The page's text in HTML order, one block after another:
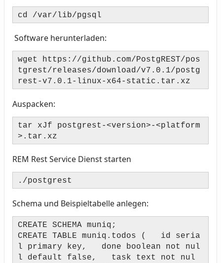
cd /var/lib/pgsql
Software herunterladen:
wget https://github.com/PostgREST/pos
tgrest/releases/download/v7.0.1/postg
rest-v7.0.1-linux-x64-static.tar.xz
Auspacken:
tar xJf postgrest-<version>-<platform
>.tar.xz
REM Rest Service Dienst starten
./postgrest
Schema und Beispieltabelle anlegen:
CREATE SCHEMA muniq;
CREATE TABLE muniq.todos ( id seria
l primary key, done boolean not nul
l default false, task text not nul